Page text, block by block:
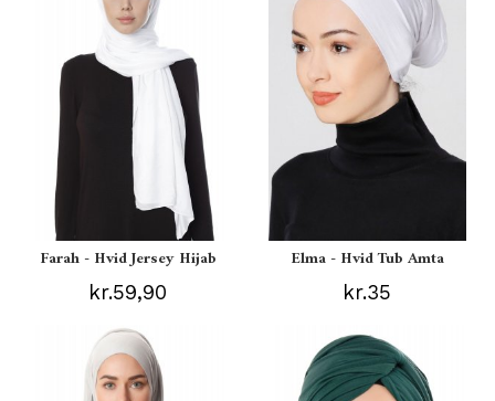
Farah - Hvid Jersey Hijab
kr.59,90
Elma - Hvid Tub Amta
kr.35